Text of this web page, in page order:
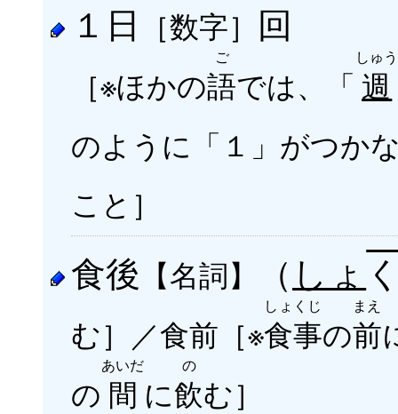
１日 ［数字］ 回
［※ほかの語
ご
では、「 週
しゅう
のように「１」がつか
こと］
食後 【名詞】 （ しょ
む］／食前［※食事
しょくじ
の前
まえ
の 間
あいだ
に飲
の
む］